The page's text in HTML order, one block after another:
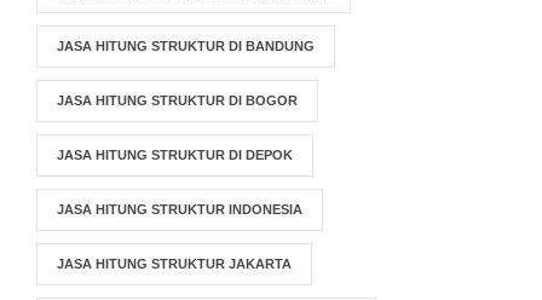
JASA HITUNG STRUKTUR DI BANDUNG
JASA HITUNG STRUKTUR DI BOGOR
JASA HITUNG STRUKTUR DI DEPOK
JASA HITUNG STRUKTUR INDONESIA
JASA HITUNG STRUKTUR JAKARTA